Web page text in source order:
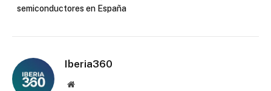
semiconductores en España
Iberia360
Website